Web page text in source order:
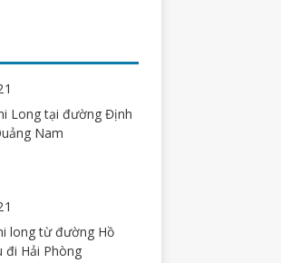
Long tại đường Định
Nam
long từ đường Hồ
đi Hải Phòng